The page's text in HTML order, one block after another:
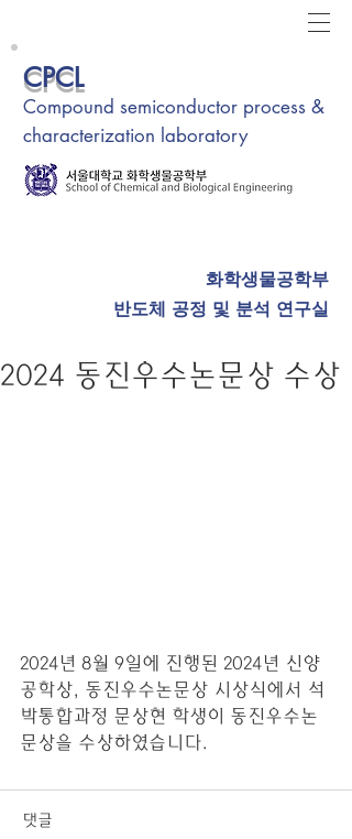
CPCL
Compound semiconductor process &
characterization laboratory
화학생물공학부
반도체 공정 및 분석 연구실
2024 동진우수논문상 수상
2024년 8월 9일에 진행된 2024년 신양
공학상, 동진우수논문상 시상식에서 석
박통합과정 문상현 학생이 동진우수논
문상을 수상하였습니다.
댓글